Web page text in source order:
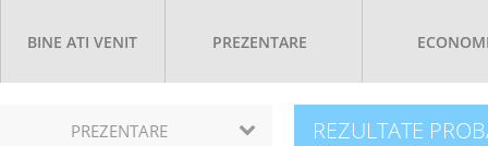
BINE ATI VENIT PREZENTARE
PREZENTARE REZULTATE